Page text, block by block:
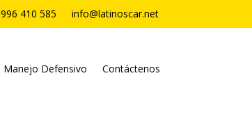
996 410 585 info@latinoscar.net
Manejo Defensivo Contáctenos